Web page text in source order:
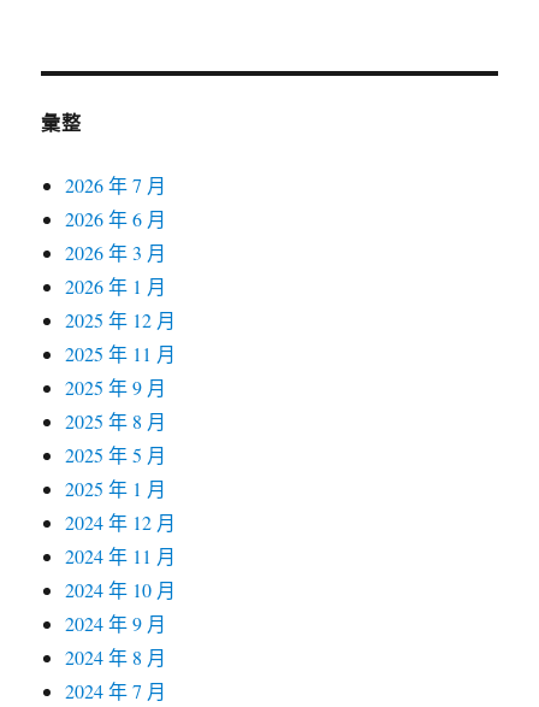
彙整
2026 年 7 月
2026 年 6 月
2026 年 3 月
2026 年 1 月
2025 年 12 月
2025 年 11 月
2025 年 9 月
2025 年 8 月
2025 年 5 月
2025 年 1 月
2024 年 12 月
2024 年 11 月
2024 年 10 月
2024 年 9 月
2024 年 8 月
2024 年 7 月